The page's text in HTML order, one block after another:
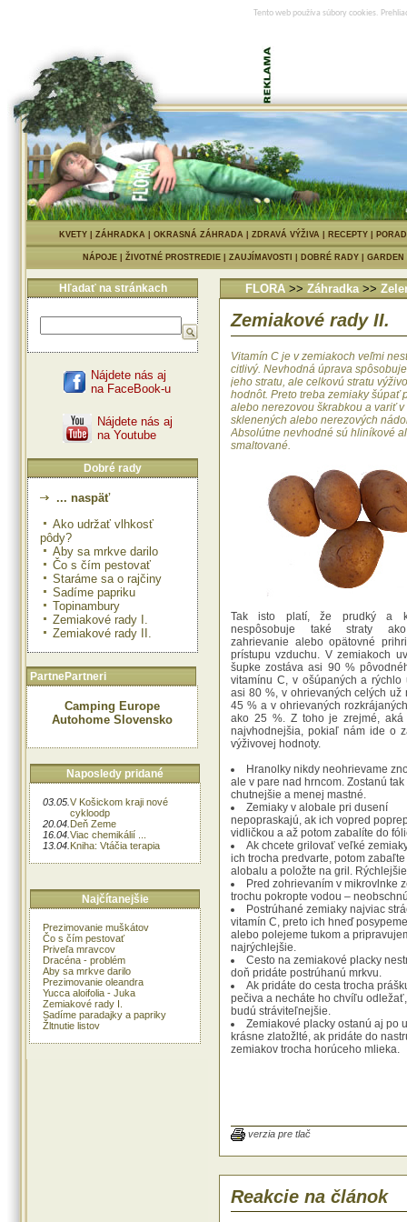
Tento web používa súbory cookies.
KVETY| ZÁHRADKA| OKRASNÁ ZÁHRADA| ZDRAVÁ VÝŽIVA| RECEPTY|
NÁPOJE ŽIVOTNÉ PROSTREDIE ZAUJÍMAVOSTI DOBRÉ RADY
Hľadať na stránkach
Nájdete nás aj
na FaceBook-u
Nájdete nás aj
na Youtube
Dobré rady
... naspäť
Ako udržať vlhkosť
pôdy?
Aby sa mrkve darilo
Čo s čím pestovať
Staráme sa o rajčiny
Sadíme papriku
Topinambury
Zemiakové rady I.
Zemiakové rady II.
PartnePartneri
Camping Europe
Autohome Slovensko
Naposledy pridané
03.05. V Košickom kraji nové
cykloodp
20.04. Deň Zeme
16.04. Viac chemikálií ...
13.04. Kniha: Vtáčia terapia
Najčítanejšie
Prezimovanie muškátov
Čo s čím pestovať
Priveľa mravcov
Dracéna - problém
Aby sa mrkve darilo
Prezimovanie oleandra
Yucca aloifolia - Juka
Zemiakové rady I.
Sadíme paradajky a papriky
Žltnutie listov
FLORA >> Záhradka >>
Zemiakové rady II.
Vitamín C je v zemiakoch veľmi
citlivý. Nevhodná úprava
jeho stratu, ale celkovú stratu
hodnôt. Preto treba zemiaky šúpať
alebo nerezovou škrabkou a variť v
sklenených alebo nerezových
Absolútne nevhodné sú hliníkové
smaltované.
Tak isto platí, že prudký a
nespôsobuje také straty
zahrievanie alebo opätovné
prístupu vzduchu. V zemiakoch
šupke zostáva asi 90 %
vitamínu C, v ošúpaných a rýchlo
asi 80 %, v ohrievaných celých už
45 % a v ohrievaných
ako 25 %. Z toho je zrejmé, aká
najvhodnejšia, pokiaľ nám ide o
výživovej hodnoty.
Hranolky nikdy neohrievame
ale v pare nad hrncom. Zostanú
chutnejšie a menej mastné.
Zemiaky v alobale pri dusení
nepopraskajú, ak ich vopred
vidličkou a až potom zabalíte do
Ak chcete grilovať veľké
ich trocha predvarte, potom
alobalu a položte na gril.
Pred zohrievaním v mikrovlnke
trochu pokropte vodou –
Postrúhané zemiaky najviac
vitamín C, preto ich hneď
alebo polejeme tukom a
najrýchlejšie.
Cesto na zemiakové placky
doň pridáte postrúhanú mrkvu.
Ak pridáte do cesta trocha
pečiva a necháte ho chvíľu
budú stráviteľnejšie.
Zemiakové placky ostanú aj po
krásne zlatožlté, ak pridáte do
zemiakov trocha horúceho mlieka.
K zemiakovým plackám alebo
môžete podávať aj bielu kávu – je
Ak vám zemiakové lupienky
to isté platí aj o slaných tyčinkách
syrovom pečive), vložte ich na
do teplej rúry a budú opäť
verzia pre tlač
Reakcie na článok